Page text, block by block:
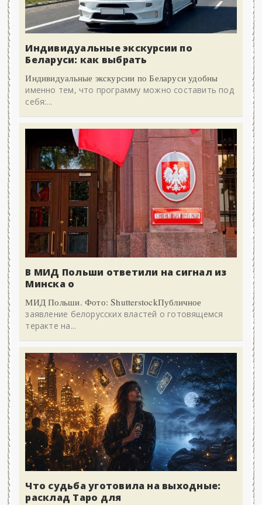
Индивидуальные экскурсии по
Беларуси: как выбрать
Индивидуальные экскурсии по Беларуси удобны
именно тем, что программу можно составить под
себя:...
В МИД Польши ответили на сигнал из
Минска о
МИД Польши. Фото: ShutterstockПубличное
заявление белорусских властей о готовящемся
теракте на...
Что судьба уготовила на выходные:
расклад Таро для